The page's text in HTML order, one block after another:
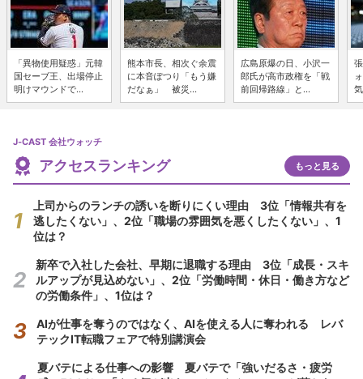
「異物使用疑惑」元韓
国セーブ王、出場停止
明けマウンドで...
熊本市長、相次ぐ余震
に本音ぽつり「もう嫌
だなぁ」 被災...
広島原爆の日、小沢一
郎氏が高市政権を「戦
前回帰路線」と...
J-CAST 会社ウォッチ
アクセスランキング もっと見る
上司からのランチの誘いを断りにくい理由 3位「情報共有を
逃したくない」、2位「職場の雰囲気を悪くしたくない」、1
位は？
新卒で入社した会社、早期に退職する理由 3位「成長・スキ
ルアップが見込めない」、2位「労働時間・休日・働き方など
の労働条件」、1位は？
AIが仕事を奪うのではなく、AIを使える人に奪われる レバ
テックIT転職フェアで特別講演会
夏バテによる仕事への影響 夏バテで「強いだるさ・疲労